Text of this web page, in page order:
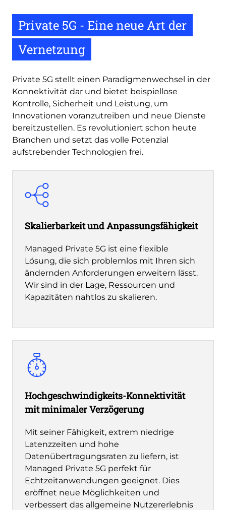
Private 5G - Eine neue Art der
Vernetzung
Private 5G stellt einen Paradigmenwechsel in der
Konnektivität dar und bietet beispiellose
Kontrolle, Sicherheit und Leistung, um
Innovationen voranzutreiben und neue Dienste
bereitzustellen. Es revolutioniert schon heute
Branchen und setzt das volle Potenzial
aufstrebender Technologien frei.
Skalierbarkeit und Anpassungsfähigkeit
Managed Private 5G ist eine flexible
Lösung, die sich problemlos mit Ihren sich
ändernden Anforderungen erweitern lässt.
Wir sind in der Lage, Ressourcen und
Kapazitäten nahtlos zu skalieren.
Hochgeschwindigkeits-Konnektivität
mit minimaler Verzögerung
Mit seiner Fähigkeit, extrem niedrige
Latenzzeiten und hohe
Datenübertragungsraten zu liefern, ist
Managed Private 5G perfekt für
Echtzeitanwendungen geeignet. Dies
eröffnet neue Möglichkeiten und
verbessert das allgemeine Nutzererlebnis